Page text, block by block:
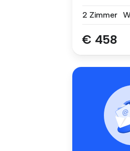
2 Zimmer
€ 458